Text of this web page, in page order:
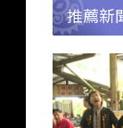
推薦新